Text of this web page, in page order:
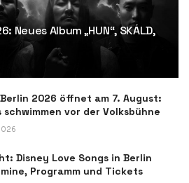
Neues Album „HUN“, SKÁLD,
2026 öffnet am 7. August:
schwimmen vor der Volksbühne
Disney Love Songs in Berlin
Programm und Tickets